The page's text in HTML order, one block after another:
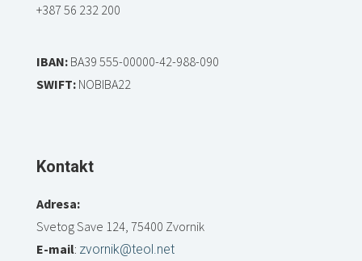
+387 56 232 200
IBAN:BA39 555-00000-42-988-090
SWIFT:NOBIBA22
Kontakt
Adresa:
Svetog Save 124, 75400 Zvornik
E-mail: zvornik@teol.net